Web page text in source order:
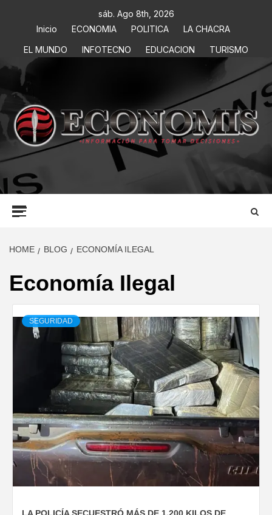
sáb. Ago 8th, 2026
Inicio
ECONOMIA POLITICA
LA CHACRA
EL MUNDO
INFOTECNO EDUCACION TURISMO
ECONOMIS
INFORMACIÓN PARA TOMAR DECISIONES
HOME BLOG ECONOMÍA ILEGAL
Economía Ilegal
SEGURIDAD